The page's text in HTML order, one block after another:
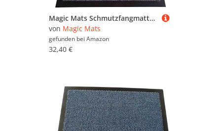
Magic Mats Schmutzfangmatte Türmatte Bern Farbe Anthrazit ca. 90 x 150 cm
von Magic Mats
gefunden bei Amazon
32,40 €